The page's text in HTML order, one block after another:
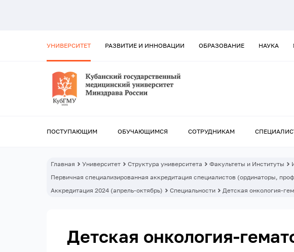
УНИВЕРСИТЕТ РАЗВИТИЕ И ИННОВАЦИИ ОБРАЗОВАНИЕ НАУКА
ПОСТУПАЮЩИМ ОБУЧАЮЩИМСЯ СОТРУДНИКАМ
Главная Университет Структура университета Факультеты и Институты
Первичная специализированная аккредитация специалистов (ординаторы,
Аккредитация 2024 (апрель-октябрь)
Специальности Детская онкология-
Детская онкология-